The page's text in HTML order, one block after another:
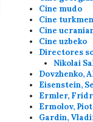
Cine mudo
Cine
Cine
Cine uzbeko
Directores
Nikolai
Dovzhenko,
Eisenstein,
Ermler,
Ermolov,
Gardin,